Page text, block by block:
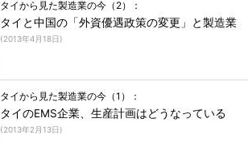
タイから見た製造業の今（2）：
タイと中国の「外資優遇政策の変更」と製造業
(2013年4月18日)
タイから見た製造業の今（1）：
タイのEMS企業、生産計画はどうなっている
(2013年2月13日)